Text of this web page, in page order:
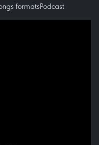
formatsPodcast